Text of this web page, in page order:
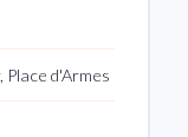
d'Armes